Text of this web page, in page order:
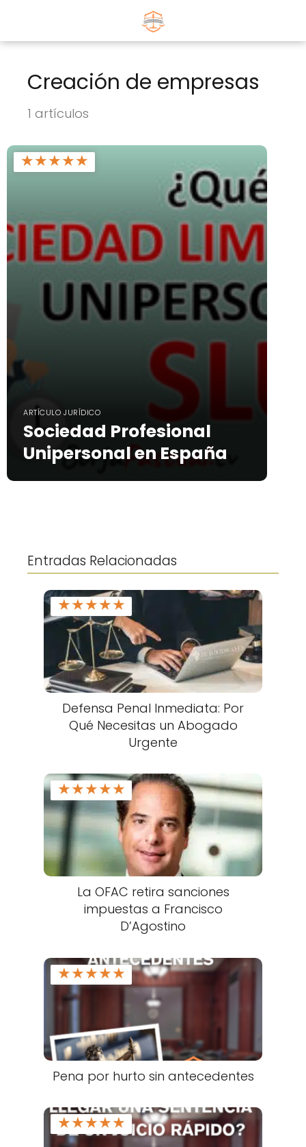
Creación de empresas
1 artículos
★★★★★
ARTÍCULO JURÍDICO
Sociedad Profesional
Unipersonal en España
Entradas Relacionadas
★★★★★
Defensa Penal Inmediata: Por
Qué Necesitas un Abogado
Urgente
★★★★★
La OFAC retira sanciones
impuestas a Francisco
D’Agostino
★★★★★
Pena por hurto sin antecedentes
★★★★★